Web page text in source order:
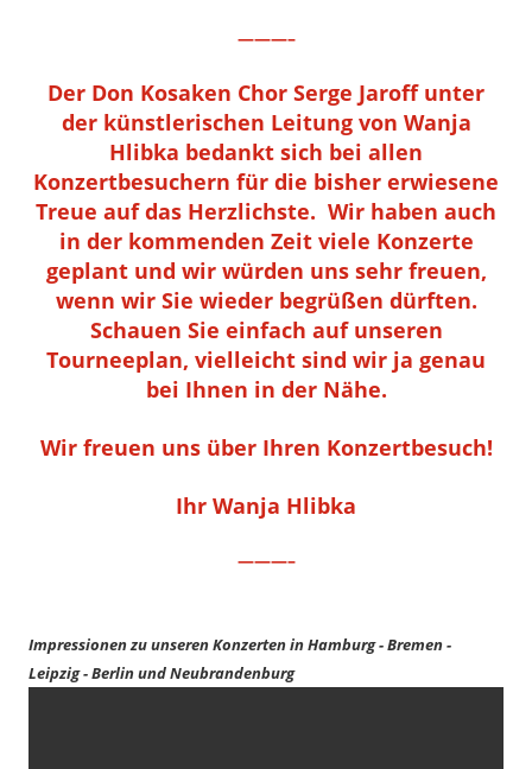
———–
Der Don Kosaken Chor Serge Jaroff unter
der künstlerischen Leitung von Wanja
Hlibka bedankt sich bei allen
Konzertbesuchern für die bisher erwiesene
Treue auf das Herzlichste. Wir haben auch
in der kommenden Zeit viele Konzerte
geplant und wir würden uns sehr freuen,
wenn wir Sie wieder begrüßen dürften.
Schauen Sie einfach auf unseren
Tourneeplan, vielleicht sind wir ja genau
bei Ihnen in der Nähe.
Wir freuen uns über Ihren Konzertbesuch!
Ihr Wanja Hlibka
———–
Impressionen zu unseren Konzerten in Hamburg - Bremen -
Leipzig - Berlin und Neubrandenburg